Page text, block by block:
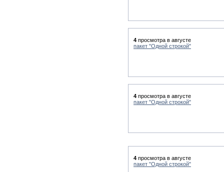
4 просмотра в августе
пакет "Одной строкой"
4 просмотра в августе
пакет "Одной строкой"
4 просмотра в августе
пакет "Одной строкой"